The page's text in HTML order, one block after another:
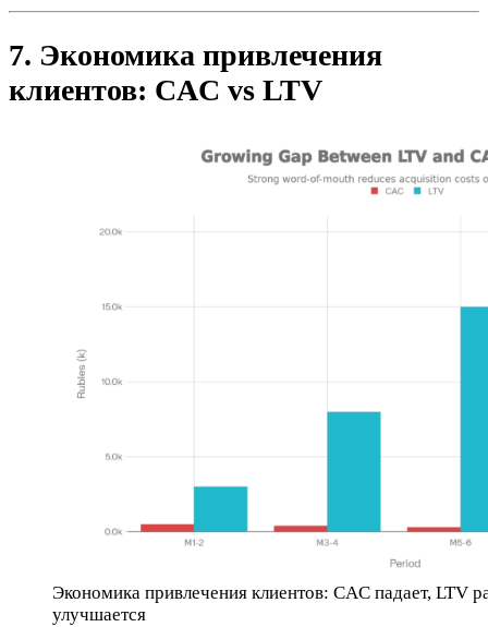
7. Экономика привлечения
клиентов: CAC vs LTV
Экономика привлечения клиентов: CAC падает, LTV
улучшается